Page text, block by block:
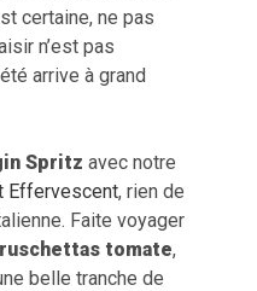
certaine, ne pas
n’est pas
arrive à grand
Spritz avec notre
Effervescent, rien de
Faite voyager
tomate,
belle tranche de